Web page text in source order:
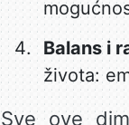
Balans i
života:
Sve ove